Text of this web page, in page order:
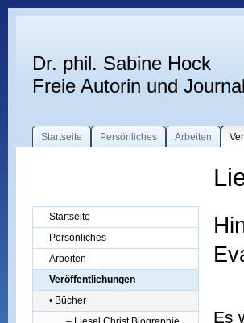
Dr. phil. Sabine Hock
Freie Autorin und
Startseite Persönliches Arbeiten
Es
Startseite
Persönliches
Arbeiten
Veröffentlichungen
• Bücher